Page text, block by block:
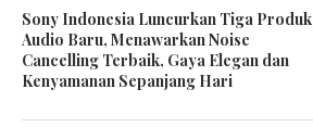
Sony Indonesia Luncurkan Tiga Produk
Audio Baru, Menawarkan Noise
Cancelling Terbaik, Gaya Elegan dan
Kenyamanan Sepanjang Hari